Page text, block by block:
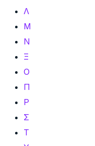
Λ
Μ
Ν
Ξ
Ο
Π
Ρ
Σ
Τ